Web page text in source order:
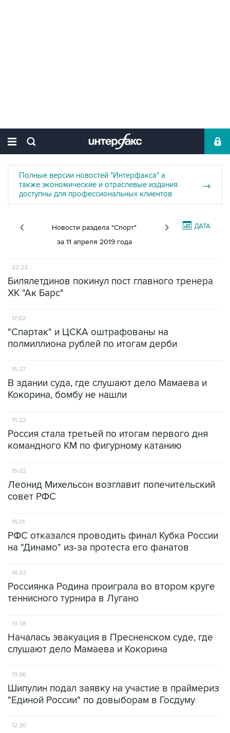
Полные версии новостей "Интерфакса" а
также экономические и отраслевые издания
доступны для профессиональных клиентов
→
Новости раздела "Спорт"
за 11 апреля 2019 года
ДАТА
22:23
Билялетдинов покинул пост главного тренера
ХК "Ак Барс"
17:02
"Спартак" и ЦСКА оштрафованы на
полмиллиона рублей по итогам дерби
15:27
В здании суда, где слушают дело Мамаева и
Кокорина, бомбу не нашли
15:22
Россия стала третьей по итогам первого дня
командного КМ по фигурному катанию
15:02
Леонид Михельсон возглавит попечительский
совет РФС
15:01
РФС отказался проводить финал Кубка России
на "Динамо" из-за протеста его фанатов
14:03
Россиянка Родина проиграла во втором круге
теннисного турнира в Лугано
13:38
Началась эвакуация в Пресненском суде, где
слушают дело Мамаева и Кокорина
13:06
Шипулин подал заявку на участие в праймериз
"Единой России" по довыборам в Госдуму
12:30